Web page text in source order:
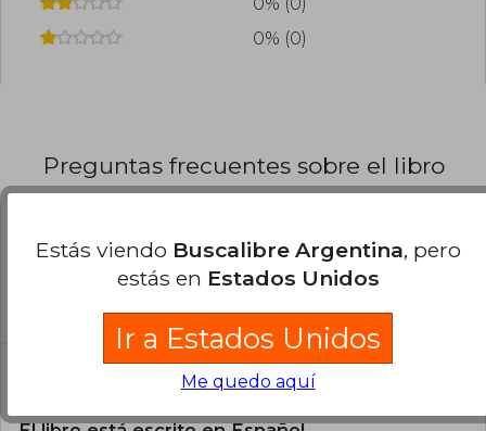
0% (0)
Preguntas frecuentes sobre el libro
¿El libro es original?
Todos los libros de nuestro
catálogo son Originales.
¿En qué Idioma está escrito el
Estás viendo Buscalibre Argentina, pero
estás en Estados Unidos
Ir a Estados Unidos
Me quedo aquí